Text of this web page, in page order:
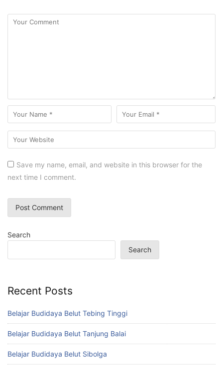
Save my name, email, and website in this browser for the
next time I comment.
Search
Search
Recent Posts
Belajar Budidaya Belut Tebing Tinggi
Belajar Budidaya Belut Tanjung Balai
Belajar Budidaya Belut Sibolga